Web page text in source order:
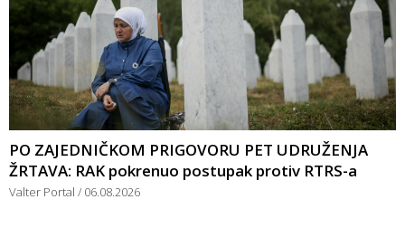
PO ZAJEDNIČKOM PRIGOVORU PET UDRUŽENJA
ŽRTAVA: RAK pokrenuo postupak protiv RTRS-a
Valter Portal 06.08.2026